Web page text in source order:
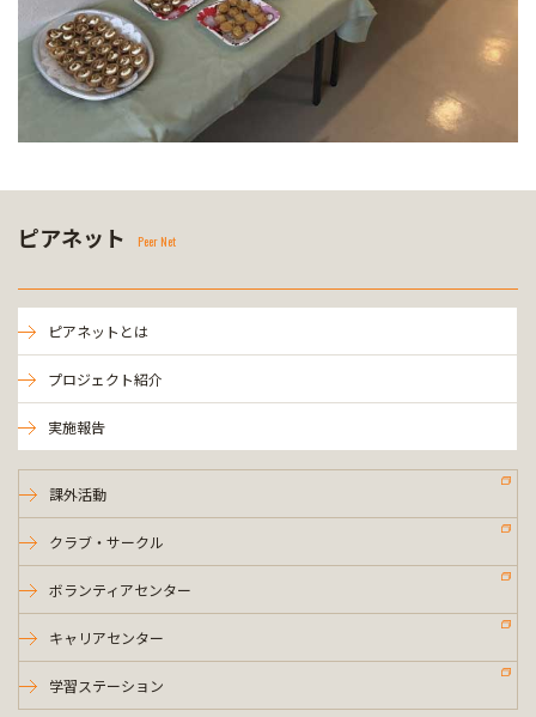
ピアネット Peer Net
ピアネットとは
プロジェクト紹介
実施報告
課外活動
クラブ・サークル
ボランティアセンター
キャリアセンター
学習ステーション